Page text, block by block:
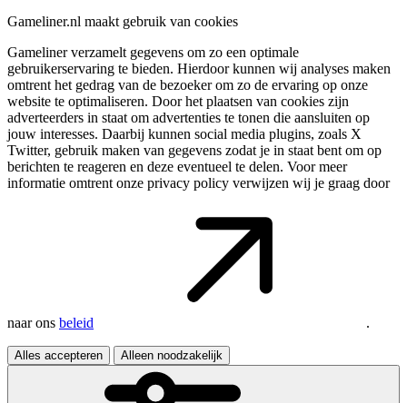
Gameliner.nl maakt gebruik van cookies
Gameliner verzamelt gegevens om zo een optimale
gebruikerservaring te bieden. Hierdoor kunnen wij analyses maken
omtrent het gedrag van de bezoeker om zo de ervaring op onze
website te optimaliseren. Door het plaatsen van cookies zijn
adverteerders in staat om advertenties te tonen die aansluiten op
jouw interesses. Daarbij kunnen social media plugins, zoals X
Twitter, gebruik maken van gegevens zodat je in staat bent om op
berichten te reageren en deze eventueel te delen. Voor meer
informatie omtrent onze privacy policy verwijzen wij je graag door
naar ons beleid .
Alles accepteren Alleen noodzakelijk